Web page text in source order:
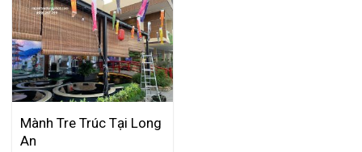
Mành Tre Trúc Tại Long
An